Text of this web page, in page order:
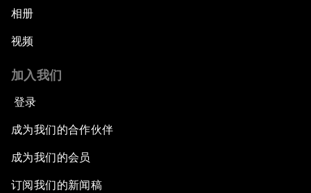
相册
视频
加入我们
登录
成为我们的合作伙伴
成为我们的会员
订阅我们的新闻稿